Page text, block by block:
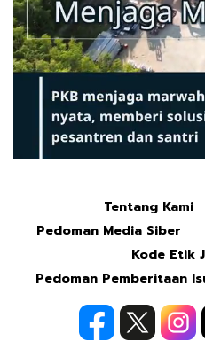
Tentang Kami
Pedoman Media Siber
Kode Etik
Pedoman Pemberitaan